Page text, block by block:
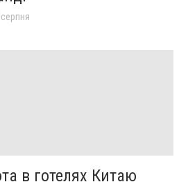
в готелях Китаю